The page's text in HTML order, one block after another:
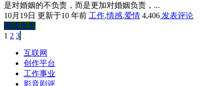
是对婚姻的不负责，而是更加对婚姻负责，...
10月19日 更新于10 年前 工作,情感,爱情 4,406 发表评论
阅读全文
文
第
1 页
第
2 页
第
3页
互联网
创作平台
工作事业
影音剧评